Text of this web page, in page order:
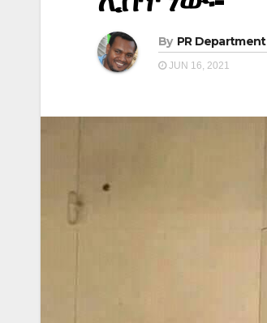
By PR Department
JUN 16, 2021